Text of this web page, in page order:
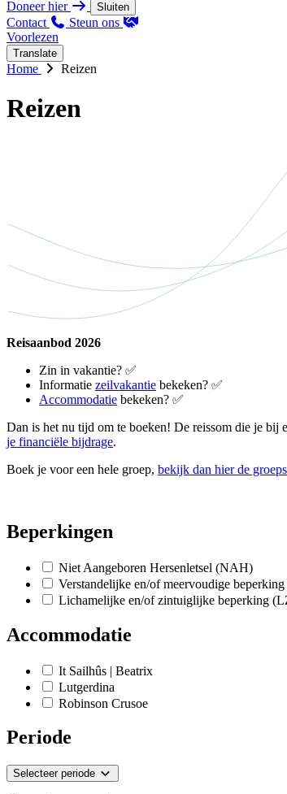
Doneer hier Sluiten
Contact
Steun ons
Voorlezen
Translate
Home Reizen
Reizen
Reisaanbod 2026
Zin in vakantie? ✅
Informatie zeilvakantie bekeken? ✅
Accommodatie bekeken? ✅
Dan is het nu tijd om te boeken! De reissom die je bij
je financiële bijdrage.
Boek je voor een hele groep, bekijk dan hier de
Beperkingen
Niet Aangeboren Hersenletsel (NAH)
Verstandelijke en/of meervoudige
Lichamelijke en/of zintuiglijke beperking
Accommodatie
It Sailhûs | Beatrix
Lutgerdina
Robinson Crusoe
Periode
Selecteer periode